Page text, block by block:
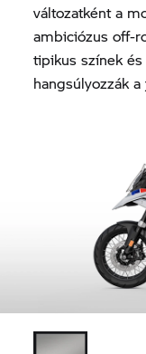
változatként a
ambiciózus off-
tipikus színek
hangsúlyozzák